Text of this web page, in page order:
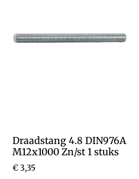
Draadstang 4.8 DIN976A
M12x1000 Zn/st 1 stuks
€3,35